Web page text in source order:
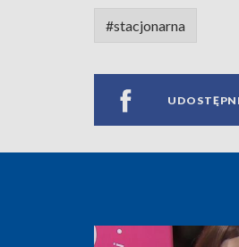
#stacjonarna